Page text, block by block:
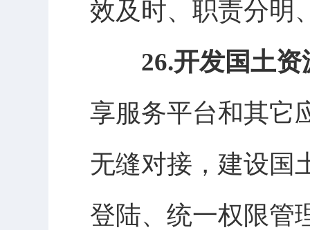
效及时、职责分明
26.开发国土
享服务平台和其它
无缝对接，建设国
登陆、统一权限管